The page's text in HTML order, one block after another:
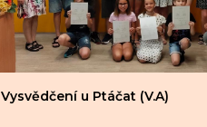
Vysvědčení u Ptáčat (V.A)